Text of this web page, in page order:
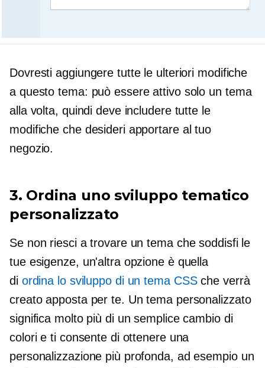
Dovresti aggiungere tutte le ulteriori modifiche
a questo tema: può essere attivo solo un tema
alla volta, quindi deve includere tutte le
modifiche che desideri apportare al tuo
negozio.
3. Ordina uno sviluppo tematico
personalizzato
Se non riesci a trovare un tema che soddisfi le
tue esigenze, un'altra opzione è quella
di ordina lo sviluppo di un tema CSSche verrà
creato apposta per te. Un tema personalizzato
significa molto più di un semplice cambio di
colori e ti consente di ottenere una
personalizzazione più profonda, ad esempio un